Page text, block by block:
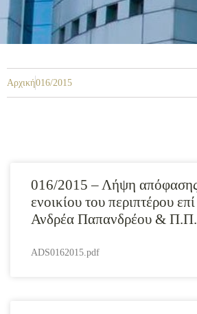
Αρχική016/2015
016/2015 – Λήψη απόφασης
ενοικίου του περιπτέρου
Ανδρέα Παπανδρέου &
ADS0162015.pdf